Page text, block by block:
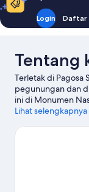
Asap
Rokok
Tidur
Queen,
Bebas
Rokok
Login Daftar
Tentang
Terletak di Pagosa
pegunungan dan
ini di Monumen
Reservoir, atau
Juan. Jangan lupa
Lihat selengkapnya